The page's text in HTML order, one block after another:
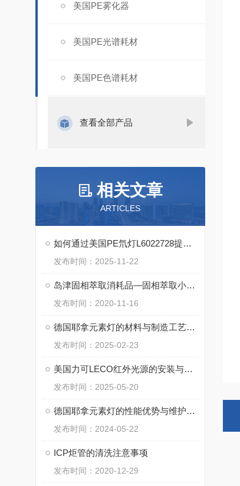
美国PE雾化器
美国PE光谱耗材
美国PE色谱耗材
查看全部产品
相关文章
ARTICLES
如何通过美国PE氘灯L6022728提高实验室分析精度？
发布时间：2025-11-22
岛津固相萃取消耗品—固相萃取小柱（SPE柱）对应表
发布时间：2020-11-16
德国耶拿元素灯的材料与制造工艺分析
发布时间：2025-02-23
美国力可LECO红外光源的安装与调试指南说明
发布时间：2025-05-20
德国耶拿元素灯的性能优势与维护要求
发布时间：2024-05-22
ICP炬管的清洗注意事项
发布时间：2020-12-29